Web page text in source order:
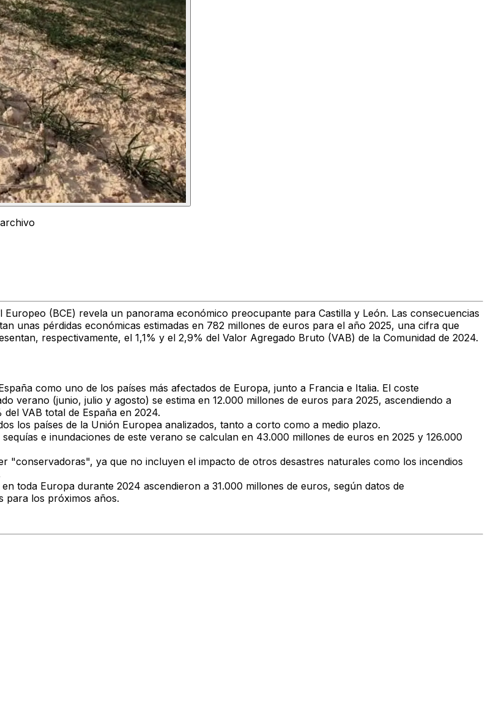
(BCE) revela un panorama económico preocupante para Castilla y León. Las consecuencias
unas pérdidas económicas estimadas en 782 millones de euros para el año 2025, una cifra que
respectivamente, el 1,1% y el 2,9% del Valor Agregado Bruto (VAB) de la Comunidad de 2024.
como uno de los países más afectados de Europa, junto a Francia e Italia. El coste
verano (junio, julio y agosto) se estima en 12.000 millones de euros para 2025, ascendiendo a
VAB total de España en 2024.
los países de la Unión Europea analizados, tanto a corto como a medio plazo.
e inundaciones de este verano se calculan en 43.000 millones de euros en 2025 y 126.000
"conservadoras", ya que no incluyen el impacto de otros desastres naturales como los incendios
toda Europa durante 2024 ascendieron a 31.000 millones de euros, según datos de
para los próximos años.